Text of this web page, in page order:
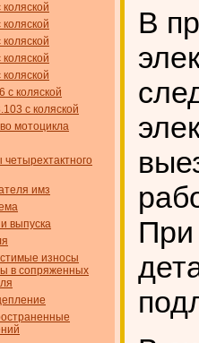
с коляской
с коляской
мотоцикла
имз
выпуска
износы
в сопряженных
В
При